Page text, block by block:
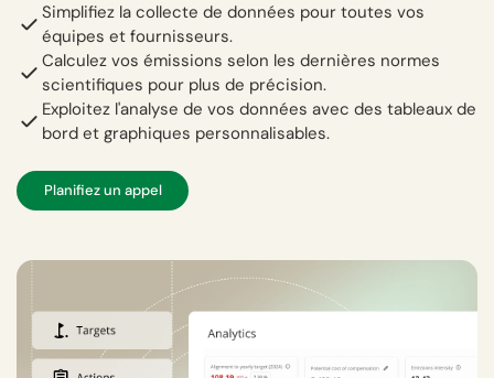
Simplifiez la collecte de données pour toutes vos
équipes et fournisseurs.
Calculez vos émissions selon les dernières normes
scientifiques pour plus de précision.
Exploitez l'analyse de vos données avec des tableaux de
bord et graphiques personnalisables.
Planifiez un appel